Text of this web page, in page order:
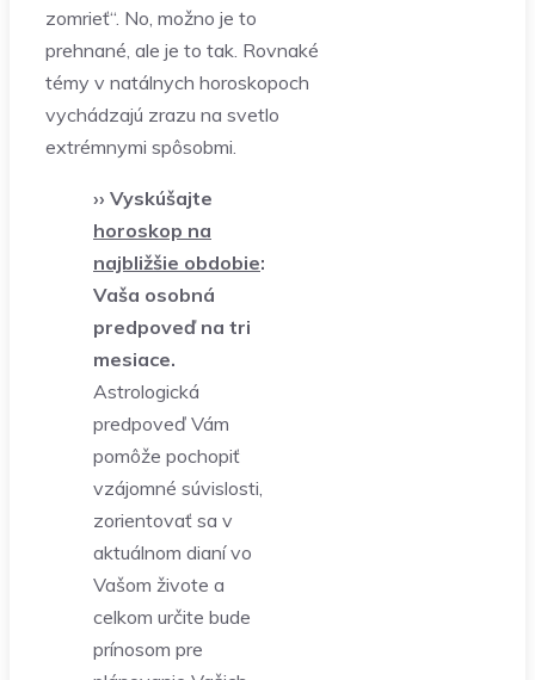
zomrieť“. No, možno je to
prehnané, ale je to tak. Rovnaké
témy v natálnych horoskopoch
vychádzajú zrazu na svetlo
extrémnymi spôsobmi.
›› Vyskúšajte
horoskop na
najbližšie obdobie:
Vaša osobná
predpoveď na tri
mesiace.
Astrologická
predpoveď Vám
pomôže pochopiť
vzájomné súvislosti,
zorientovať sa v
aktuálnom dianí vo
Vašom živote a
celkom určite bude
prínosom pre